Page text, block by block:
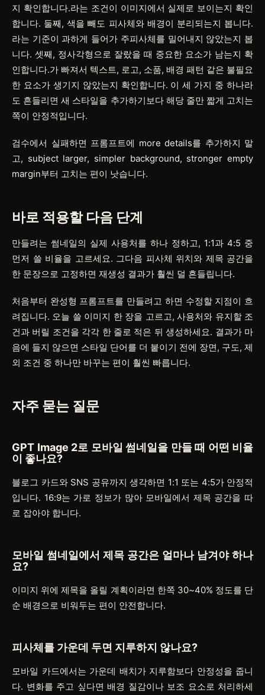
지 확인합니다.라는 조건이 이미지에서 실제로 보이는지 확인
합니다. 둘째, 색을 빼도 피사체와 배경이 분리되는지 봅니다.
라는 기준이 과하게 들어가 주피사체를 밀어내지 않았는지 봅
니다. 셋째, 정사각형으로 잘랐을 때 중요한 요소가 남는지 확
인합니다.가 빠져서 텍스트, 로고, 소품, 배경 패턴 같은 불필요
한 요소가 생기지 않았는지 확인합니다. 이 세 가지 중 하나라
도 흔들리면 새 스타일을 추가하기보다 해당 줄만 짧게 고치는
쪽이 안정적입니다.
검수에서 실패하면 프롬프트에 more details를 추가하지 말
고, subject larger, simpler background, stronger empty
margin부터 고치는 편이 낫습니다.
바로 적용할 다음 단계
만들려는 썸네일의 실제 사용처를 하나 정하고, 1:1과 4:5 중
먼저 쓸 비율을 고르세요. 그다음 피사체 위치와 제목 공간을
한 문장으로 고정하면 재생성 결과가 훨씬 덜 흔들립니다.
처음부터 완성형 프롬프트를 만들려고 하면 수정할 지점이 흐
려집니다. 오늘 쓸 이미지 한 장을 고르고, 사용처와 유지할 조
건과 버릴 조건을 각각 한 줄로 적은 뒤 생성하세요. 결과가 마
음에 들지 않으면 스타일 단어를 더 붙이기 전에 장면, 구도, 제
외 조건 중 하나만 바꾸는 편이 훨씬 빠릅니다.
자주 묻는 질문
GPT Image 2로 모바일 썸네일을 만들 때 어떤 비율
이 좋나요?
블로그 카드와 SNS 공유까지 생각하면 1:1 또는 4:5가 안정적
입니다. 16:9는 가로 정보가 많아 모바일에서 제목 공간을 따
로 잡아야 합니다.
모바일 썸네일에서 제목 공간은 얼마나 남겨야 하나
요?
이미지 위에 제목을 올릴 계획이라면 한쪽 30~40% 정도를 단
순 배경으로 비워두는 편이 안전합니다.
피사체를 가운데 두면 지루하지 않나요?
모바일 카드에서는 가운데 배치가 지루함보다 안정성을 줍니
다. 변화를 주고 싶다면 배경 질감이나 보조 요소로 처리하세